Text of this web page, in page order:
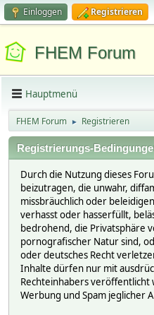
Einloggen Registrieren
FHEM Forum
Hauptmenü
FHEM Forum ► Registrieren
Registrierungs-
Durch die Nutzung dieses
beizutragen, die unwahr,
missbräuchlich oder
verhasst oder hasserfüllt,
bedrohend, die Privatsphäre
pornografischer Natur sind,
oder deutsches Recht
Inhalte dürfen nur mit
Rechteinhabers
Werbung und Spam jeglicher